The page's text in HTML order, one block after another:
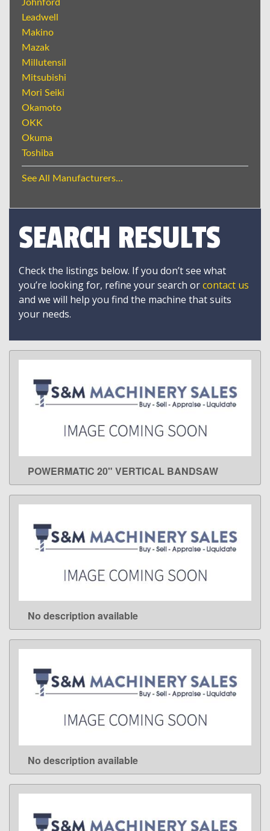
Johnford
Leadwell
Makino
Mazak
Millutensil
Mitsubishi
Mori Seiki
Okamoto
OKK
Okuma
Toshiba
See All Manufacturers...
SEARCH RESULTS
Check the listings below. If you don’t see what
you’re looking for, refine your search orcontact us
and we will help you find the machine that suits
your needs.
LEARN MORE
POWERMATIC 20" VERTICAL BANDSAW
LEARN MORE
No description available
LEARN MORE
No description available